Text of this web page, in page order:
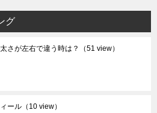
グ
さが左右で違う時は？ （51 view）
ール （10 view）